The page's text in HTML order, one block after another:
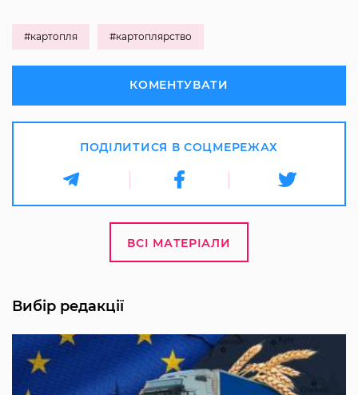
#картопля #картоплярство
КОМЕНТУВАТИ
ПОДІЛИТИСЯ В СОЦМЕРЕЖАХ
ВСІ МАТЕРІАЛИ
Вибір редакції